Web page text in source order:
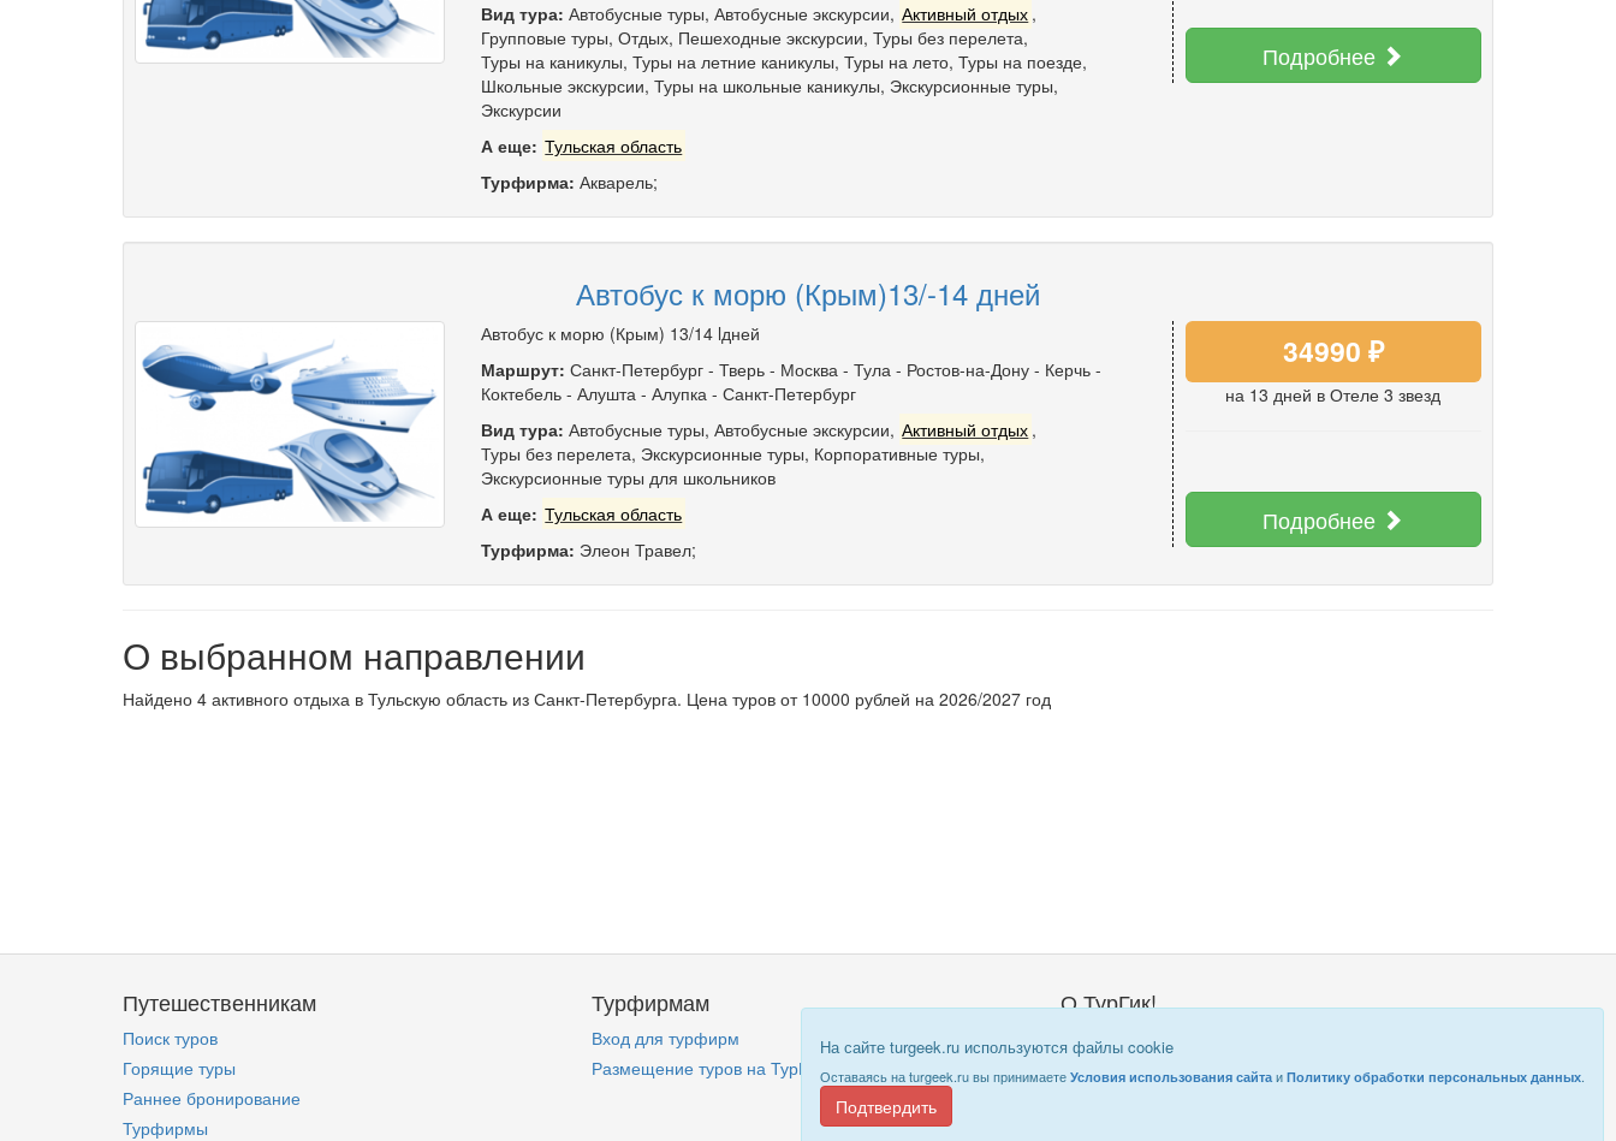
Вид тура: Автобусные туры, Автобусные экскурсии, Активный отдых ,
Групповые туры, Отдых, Пешеходные экскурсии, Туры без перелета,
Туры на каникулы, Туры на летние каникулы, Туры на лето, Туры на поезде,
Школьные экскурсии, Туры на школьные каникулы, Экскурсионные туры,
Экскурсии
А еще: Тульская область
Турфирма: Акварель;
Подробнее
Автобус к морю (Крым)13/-14 дней
Автобус к морю (Крым) 13/14 lдней
Маршрут: Санкт-Петербург- Тверь- Москва- Тула- Ростов-на-Дону- Керчь-
Коктебель- Алушта- Алупка- Санкт-Петербург
Вид тура: Автобусные туры, Автобусные экскурсии, Активный отдых ,
Туры без перелета, Экскурсионные туры, Корпоративные туры,
Экскурсионные туры для школьников
А еще: Тульская область
Турфирма: Элеон Травел;
34990 ₽
на 13 дней в Отеле 3 звезд
Подробнее
О выбранном направлении
Найдено 4 активного отдыха в Тульскую область из Санкт-Петербурга. Цена туров от 10000 рублей на 2026/2027 год
На сайте turgeek.ru используются файлы cookie
Оставаясь на turgeek.ru вы принимаете Условия использования сайта и Политику обработки персональных данных.
Подтвердить
Путешественникам
Поиск туров
Горящие туры
Раннее бронирование
Турфирмы
Турфирмам
Вход для турфирм
Размещение туров на ТурГик!
О ТурГик!
Кто такой ТурГик?
Правовая информация